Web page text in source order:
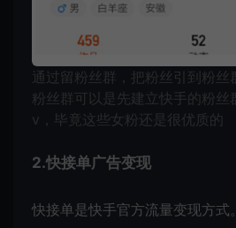
通过留粉丝群，把粉丝引到粉丝
粉丝群可以是先建立快手的粉丝
v，毕竟这些女粉还是很优质的
2.快接单广告变现
快接单是快手官方流量变现方式